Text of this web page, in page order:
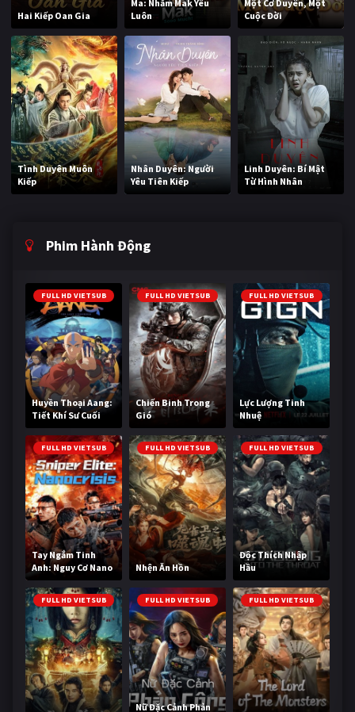
Hai Kiếp Oan Gia
Ma: Nhắm Mak Yêu
Luôn
Một Cơ Duyên, Một
Cuộc Đời
Tình Duyên Muôn
Kiếp
Nhân Duyên: Người
Yêu Tiên Kiếp
Linh Duyên: Bí Mật
Từ Hình Nhân
Phim Hành Động
FULL HD VIETSUB
Huyền Thoại Aang:
Tiết Khí Sư Cuối
Cùng
FULL HD VIETSUB
Chiến Binh Trong
Gió
FULL HD VIETSUB
Lực Lượng Tinh
Nhuệ
FULL HD VIETSUB
Tay Ngắm Tinh
Anh: Nguy Cơ Nano
FULL HD VIETSUB
Nhện Ăn Hồn
FULL HD VIETSUB
Độc Thích Nhập
Hầu
FULL HD VIETSUB FULL HD VIETSUB
Nữ Đặc Cảnh Phản
FULL HD VIETSUB